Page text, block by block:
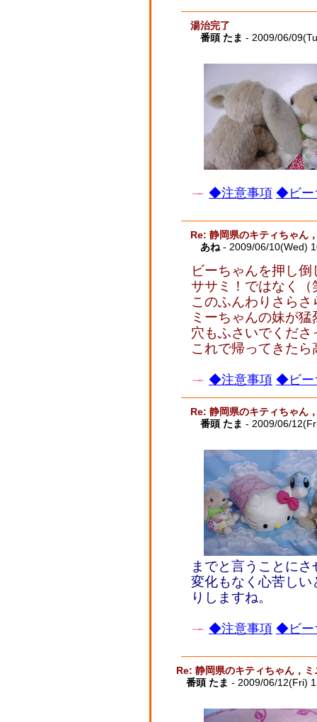
湯治完了
番頭 たま - 2009/06/
◆注意事項 ◆ビー
Re: 静岡県のキティちゃん
あね - 2009/06/10(Wed)
ビーちゃんを押し
ササミ！ではなく（
このふんわりさら
ミーちゃんの妹が
穴もふさいでくだ
これで帰ってきた
◆注意事項 ◆ビー
Re: 静岡県のキティちゃん
番頭 たま - 2009/06/
までと言うことに
変化もなく心苦し
りしますね。
◆注意事項 ◆ビー
Re: 静岡県のキティちゃん，
番頭 たま - 2009/06/12(Fri)